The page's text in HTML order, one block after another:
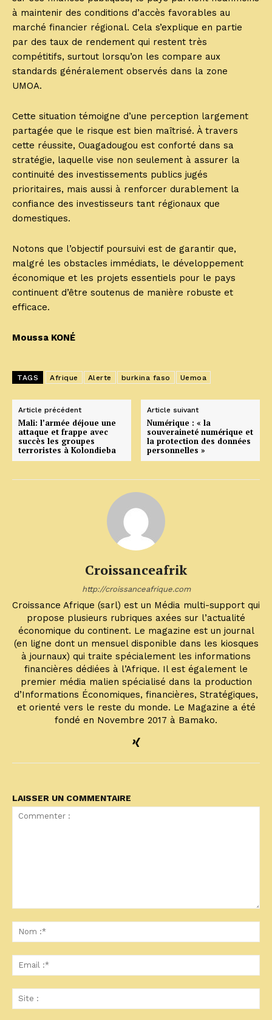
à maintenir des conditions d’accès favorables au
marché financier régional. Cela s’explique en partie
par des taux de rendement qui restent très
compétitifs, surtout lorsqu’on les compare aux
standards généralement observés dans la zone
UMOA.
Cette situation témoigne d’une perception largement
partagée que le risque est bien maîtrisé. À travers
cette réussite, Ouagadougou est conforté dans sa
stratégie, laquelle vise non seulement à assurer la
continuité des investissements publics jugés
prioritaires, mais aussi à renforcer durablement la
confiance des investisseurs tant régionaux que
domestiques.
Notons que l’objectif poursuivi est de garantir que,
malgré les obstacles immédiats, le développement
économique et les projets essentiels pour le pays
continuent d’être soutenus de manière robuste et
efficace.
Moussa KONÉ
TAGS Afrique Alerte burkina faso Uemoa
Article précédent
Mali: l’armée déjoue une
attaque et frappe avec
succès les groupes
terroristes à Kolondieba
Article suivant
Numérique : « la
souveraineté numérique et
la protection des données
personnelles »
Croissanceafrik
http://croissanceafrique.com
Croissance Afrique (sarl) est un Média multi-support qui
propose plusieurs rubriques axées sur l’actualité
économique du continent. Le magazine est un journal
(en ligne dont un mensuel disponible dans les kiosques
à journaux) qui traite spécialement les informations
financières dédiées à l’Afrique. Il est également le
premier média malien spécialisé dans la production
d’Informations Économiques, financières, Stratégiques,
et orienté vers le reste du monde. Le Magazine a été
fondé en Novembre 2017 à Bamako.
LAISSER UN COMMENTAIRE
:*
:*
: